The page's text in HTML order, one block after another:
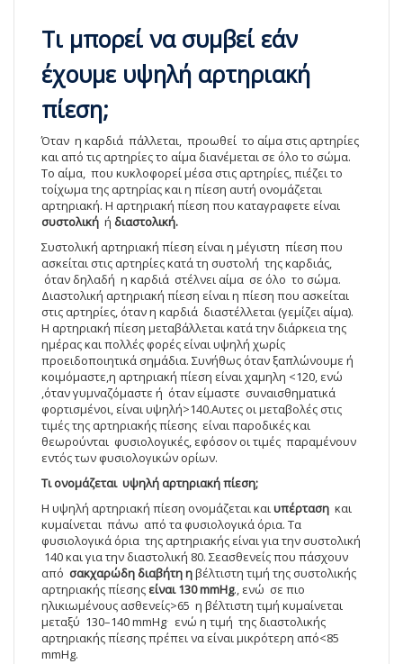
Τι μπορεί να συμβεί εάν
έχουμε υψηλή αρτηριακή
πίεση;
Όταν η καρδιά πάλλεται, προωθεί το αίμα στις αρτηρίες
και από τις αρτηρίες το αίμα διανέμεται σε όλο το σώμα.
Το αίμα, που κυκλοφορεί μέσα στις αρτηρίες, πιέζει το
τοίχωμα της αρτηρίας και η πίεση αυτή ονομάζεται
αρτηριακή. Η αρτηριακή πίεση που καταγραφετε είναι
συστολική ή διαστολική.
Συστολική αρτηριακή πίεση είναι η μέγιστη πίεση που
ασκείται στις αρτηρίες κατά τη συστολή της καρδιάς,
όταν δηλαδή η καρδιά στέλνει αίμα σε όλο το σώμα.
Διαστολική αρτηριακή πίεση είναι η πίεση που ασκείται
στις αρτηρίες, όταν η καρδιά διαστέλλεται (γεμίζει αίμα).
Η αρτηριακή πίεση μεταβάλλεται κατά την διάρκεια της
ημέρας και πολλές φορές είναι υψηλή χωρίς
προειδοποιητικά σημάδια. Συνήθως όταν ξαπλώνουμε ή
κοιμόμαστε,η αρτηριακή πίεση είναι χαμηλη <120, ενώ
,όταν γυμναζόμαστε ή όταν είμαστε συναισθηματικά
φορτισμένοι, είναι υψηλή>140.Αυτες οι μεταβολές στις
τιμές της αρτηριακής πίεσης είναι παροδικές και
θεωρούνται φυσιολογικές, εφόσον οι τιμές παραμένουν
εντός των φυσιολογικών ορίων.
Τι ονομάζεται υψηλή αρτηριακή πίεση;
Η υψηλή αρτηριακή πίεση ονομάζεται καιυπέρταση και
κυμαίνεται πάνω από τα φυσιολογικά όρια. Τα
φυσιολογικά όρια της αρτηριακής είναι για την συστολική
140 και για την διαστολική 80. Σεασθενείς που πάσχουν
από σακχαρώδη διαβήτη ηβέλτιστη τιμή της συστολικής
αρτηριακής πίεσης είναι 130mmHg., ενώ σε πιο
ηλικιωμένους ασθενείς>65 η βέλτιστη τιμή κυμαίνεται
μεταξύ 130–140 mmHg.
ενώ η τιμή της διαστολικής
αρτηριακής πίεσης πρέπει να είναι μικρότερη από<85
mmHg.